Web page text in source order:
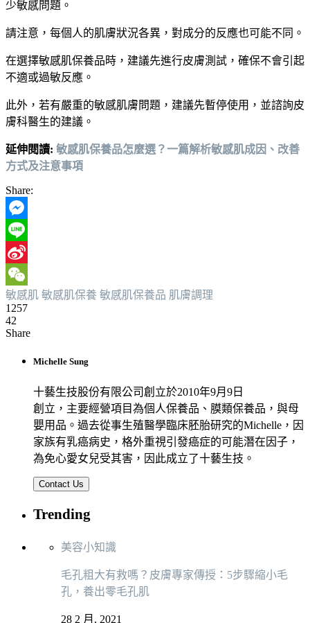
少敏感問題。
請注意，每個人的肌膚狀況各異，對成分的反應也可能不同。
在選擇敏感肌保養品時，建議先進行皮膚測試，確保不會引起
不適或過敏反應。
此外，若有嚴重的敏感肌膚問題，建議先暫停使用，並諮詢皮
膚科醫生的建議。
延伸閱讀: 敏感肌保養品怎麼選？一篇解析敏感肌成因、改善
方式及注意事項
Share:
Messenger
Line
Sina
Weibo
WeChat
敏感肌 敏感肌保養 敏感肌保養品 肌膚調理
1257
42
Share
Michelle Sung
十藝生技股份有限公司創立於2010年9月9日
創立，主要經營項目為個人保養品、膜類保養品，與母
嬰用品。過去從事生殖醫學臨床胚胎研究的Michelle，因
家族有乳癌病史，格外重視引發癌症的可能潛在因子，
為免心愛女兒受其害，因此成立了十藝生技。
Contact Us
Trending
美容小知識
毛孔粗大有救嗎？皮膚專家傳授：5步驟縮小毛
孔，養出零毛孔肌
28 2 月, 2021